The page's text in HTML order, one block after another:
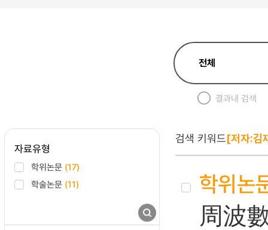
결과내 검색
자료유형
학위논문 (17)
학술논문 (11)
검색 키워드[저자:김
학위논
周波